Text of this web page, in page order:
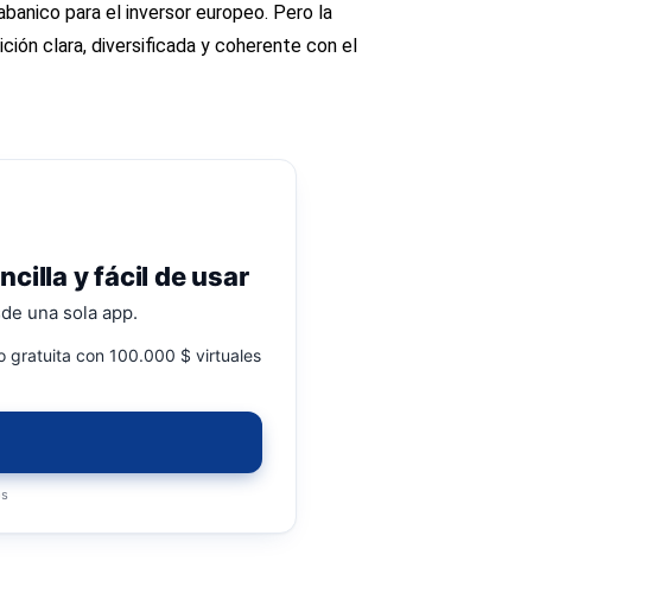
para el inversor europeo. Pero la
clara, diversificada y coherente con el
y fácil de usar
una sola app.
gratuita con 100.000 $ virtuales